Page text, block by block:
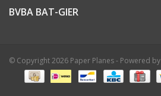
BVBA BAT-GIER
© Copyright 2026 Paper Planes - Powered by